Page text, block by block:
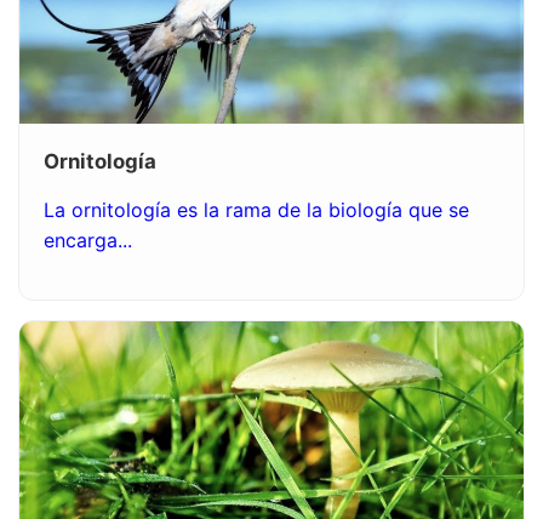
Ornitología
La ornitología es la rama de la biología que se
encarga...